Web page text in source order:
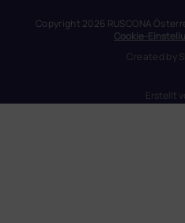
Erstellt
Copyright 2026 RUSCONA
Cookie-
Created by